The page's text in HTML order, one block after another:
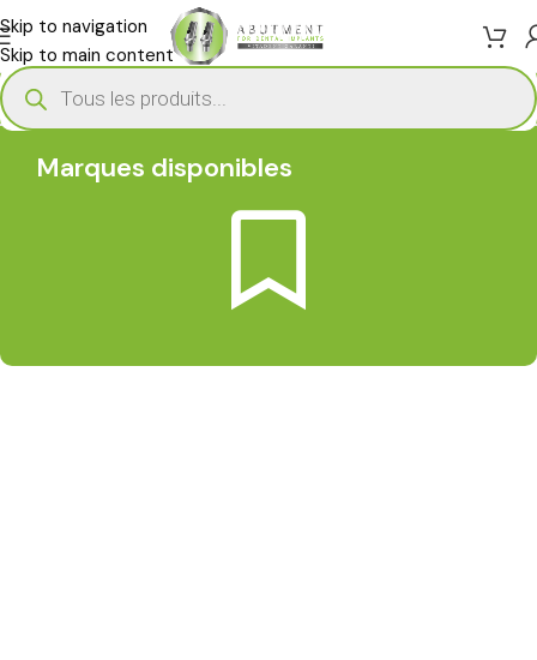
Skip to navigation
Skip to main content
Marques disponibles